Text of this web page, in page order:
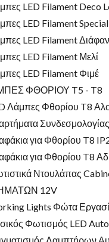
LED Filament Deco
LED Filament Special
LED Filament
LED Filament Μελί
LED Filament Φιμέ
ΦΘΟΡΙΟΥ T5 - T8
Λάμπες Φθορίου T8
για Φθορίου T8
για Φθορίου T8
Ντουλάπας
12V
Lights Φώτα
Φωτισμός LED